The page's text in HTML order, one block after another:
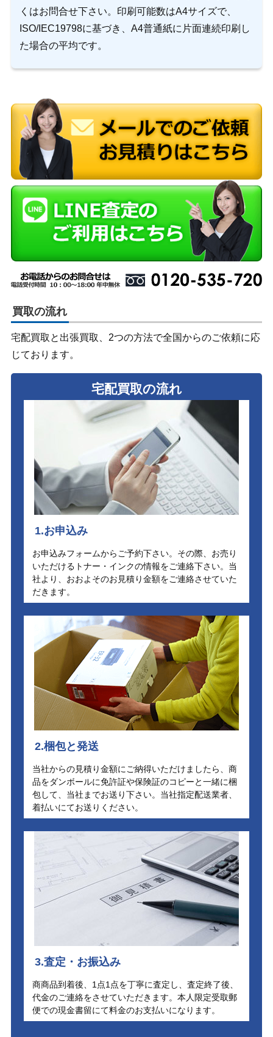
くはお問合せ下さい。印刷可能数はA4サイズで、
ISO/IEC19798に基づき、A4普通紙に片面連続印刷し
た場合の平均です。
買取の流れ
宅配買取と出張買取、2つの方法で全国からのご依頼に応
じております。
宅配買取の流れ
1.お申込み
お申込みフォームからご予約下さい。その際、お売り
いただけるトナー・インクの情報をご連絡下さい。当
社より、おおよそのお見積り金額をご連絡させていた
だきます。
2.梱包と発送
当社からの見積り金額にご納得いただけましたら、商
品をダンボールに免許証や保険証のコピーと一緒に梱
包して、当社までお送り下さい。当社指定配送業者、
着払いにてお送りください。
3.査定・お振込み
商商品到着後、1点1点を丁寧に査定し、査定終了後、
代金のご連絡をさせていただきます。本人限定受取郵
便での現金書留にて料金のお支払いになります。